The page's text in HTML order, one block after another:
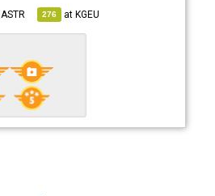
ASTR 276 atKGEU